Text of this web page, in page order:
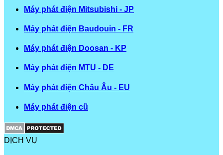
Máy phát điện Mitsubishi - JP
Máy phát điện Baudouin - FR
Máy phát điện Doosan - KP
Máy phát điện MTU - DE
Máy phát điện Châu Âu - EU
Máy phát điện cũ
DỊCH VỤ